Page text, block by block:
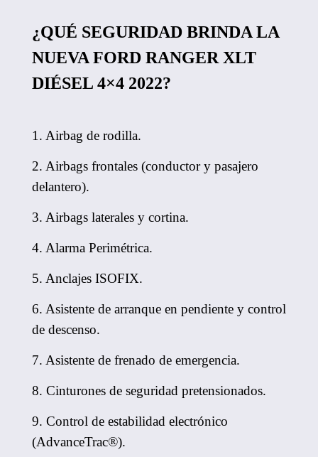
¿QUÉ SEGURIDAD BRINDA LA
NUEVA FORD RANGER XLT
DIÉSEL 4×4 2022?
1. Airbag de rodilla.
2. Airbags frontales (conductor y pasajero
delantero).
3. Airbags laterales y cortina.
4. Alarma Perimétrica.
5. Anclajes ISOFIX.
6. Asistente de arranque en pendiente y control
de descenso.
7. Asistente de frenado de emergencia.
8. Cinturones de seguridad pretensionados.
9. Control de estabilidad electrónico
(AdvanceTrac®​).